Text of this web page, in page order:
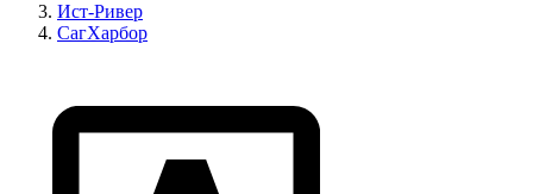
Ист-Ривер
СагХарбор